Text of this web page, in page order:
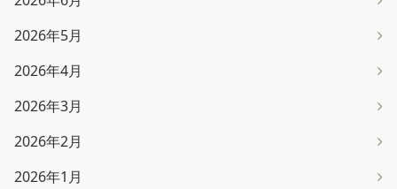
2026年5月
2026年4月
2026年3月
2026年2月
2026年1月